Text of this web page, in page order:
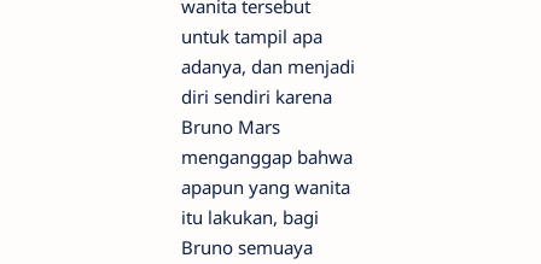
wanita tersebut
untuk tampil apa
adanya, dan menjadi
diri sendiri karena
Bruno Mars
menganggap bahwa
apapun yang wanita
itu lakukan, bagi
Bruno semuaya